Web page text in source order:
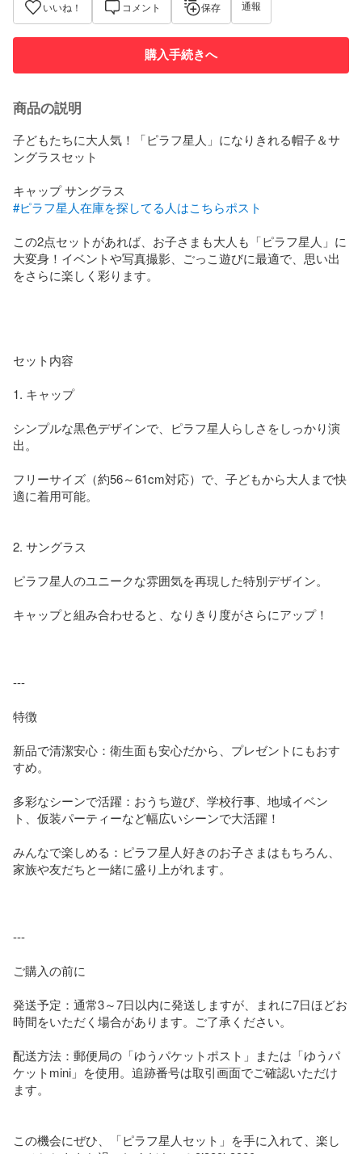
いいね！ コメント 保存 通報
購入手続きへ
商品の説明
子どもたちに大人気！「ピラフ星人」になりきれる帽子＆サ
ングラスセット
#ピラフ星人在庫を探してる人はこちらポスト
この2点セットがあれば、お子さまも大人も「ピラフ星人」に
大変身！イベントや写真撮影、ごっこ遊びに最適で、思い出
をさらに楽しく彩ります。
セット内容
1. キャップ
シンプルな黒色デザインで、ピラフ星人らしさをしっかり演
出。
フリーサイズ（約56～61cm対応）で、子どもから大人まで快
適に着用可能。
2. サングラス
ピラフ星人のユニークな雰囲気を再現した特別デザイン。
キャップと組み合わせると、なりきり度がさらにアップ！
---
特徴
新品で清潔安心：衛生面も安心だから、プレゼントにもおす
すめ。
多彩なシーンで活躍：おうち遊び、学校行事、地域イベン
ト、仮装パーティーなど幅広いシーンで大活躍！
みんなで楽しめる：ピラフ星人好きのお子さまはもちろん、
家族や友だちと一緒に盛り上がれます。
---
ご購入の前に
発送予定：通常3～7日以内に発送しますが、まれに7日ほどお
時間をいただく場合があります。ご了承ください。
配送方法：郵便局の「ゆうパケットポスト」または「ゆうパ
ケットmini」を使用。追跡番号は取引画面でご確認いただけ
ます。
この機会にぜひ、「ピラフ星人セット」を手に入れて、楽し